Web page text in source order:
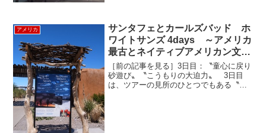
くてあまりハズレがありません。人気ス
ーパーで回転率が良いので、...
アメリカ
サンタフェとカールズバッド ホ
ワイトサンズ 4days ～アメリカ
最古とネイティブアメリカン文化
に触れる旅 ３～
［前の記事を見る］3日目：〝童心に戻り
砂遊び〟〝こうもりの大迫力〟 3日目
は、ツアーの見所のひとつでもある〝幻